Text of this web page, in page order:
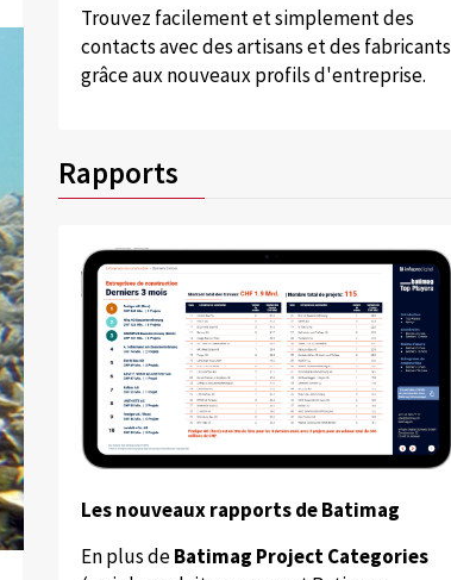
Trouvez facilement et simplement des
contacts avec des artisans et des fabricants
grâce aux nouveaux profils d'entreprise.
Rapports
Les nouveaux rapports de Batimag
En plus deBatimag Project Categories